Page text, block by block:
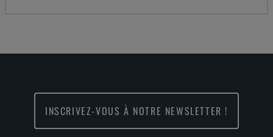
INSCRIVEZ-VOUS À NOTRE NEWSLETTER !